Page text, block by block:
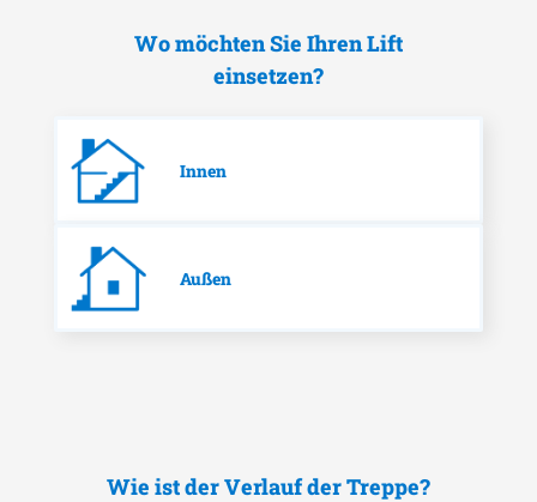
Wo möchten Sie Ihren Lift
einsetzen?
Innen
Außen
Wie ist der Verlauf der Treppe?